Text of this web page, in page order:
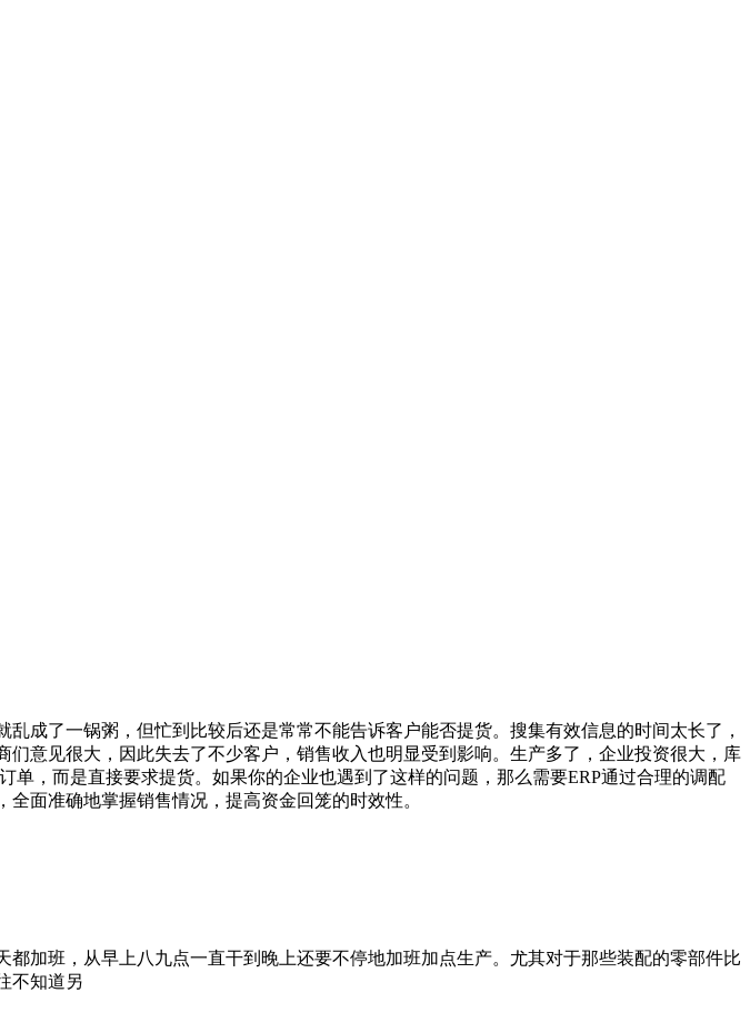
了一锅粥，但忙到比较后还是常常不能告诉客户能否提货。搜集有效信息的时间太长了，
意见很大，因此失去了不少客户，销售收入也明显受到影响。生产多了，企业投资很大，库
，而是直接要求提货。如果你的企业也遇到了这样的问题，那么需要ERP通过合理的调配
面准确地掌握销售情况，提高资金回笼的时效性。
班，从早上八九点一直干到晚上还要不停地加班加点生产。尤其对于那些装配的零部件比
不知道另